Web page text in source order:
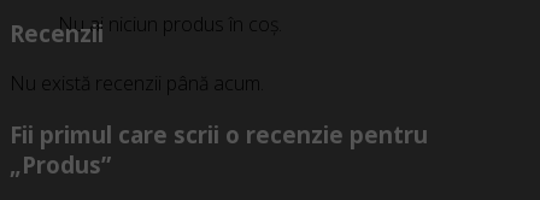
Nu ai niciun produs în coș.
Recenzii
Nu există recenzii până acum.
Fii primul care scrii o recenzie pentru
„Produs”